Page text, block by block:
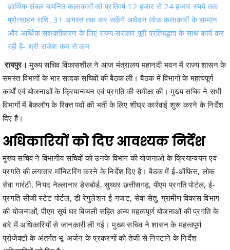
और आर्थिक सशक्तीकरण के लिए राज्य सरकार पूरी प्रतिबद्धता के साथ कार्य कर
रही है- श्री राजेश कम से कम
रायपुर।मुख्य सचिव विकासशील ने आज मंत्रालय महानदी भवन में राज्य शासन के
समस्त विभागों के भार सादक सचिवों की बैठक ली। बैठक में विभागों के महत्वपूर्ण
कार्यों एवं योजनाओं के क्रियान्वयन एवं प्रगति की समीक्षा की। मुख्य सचिव ने सभी
विभागों में बैकलॉग के रिक्त पदों की भर्ती के लिए शीघ्र कार्रवाई शुरू करने के निर्देश
दिए है।
अधिकारियों को दिए आवश्यक निर्देश
प्रगति की लगातार मॉनिटरिंग करने के निर्देश दिए है। बैठक में ई-ऑफिस, लोक
सेवा गारंटी, नियद नेल्लानार डेसबोर्ड, सुघ्घर छत्तीसगढ़, पीएम प्रगति पोर्टल, ई-
प्रगति सीजी स्टेट पोर्टल, डी रेगुलेशन ई-गजट, सेवा सेतु, ग्रामीण विकास विभाग
की योजनाओं, पीएम सूर्य घर बिजली सहित अन्य महत्वपूर्ण योजनाओं की प्रगति के
बारे में अधिकारियों से जानकारी ली गई। मुख्य सचिव ने शासन के महत्वपूर्ण
प्रोजेक्टों के अंतर्गत भू-अर्जन के प्रकरणों को तेजी से निपटाने के निर्देश
अधिकारियों को दिए है।